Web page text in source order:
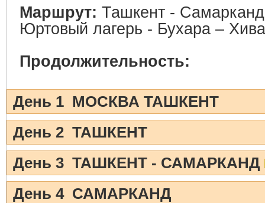
Маршрут:Ташкент -
Юртовый лагерь - Бухара –
Продолжительность:
День 1 МОСКВА ТАШКЕНТ
День 2 ТАШКЕНТ
День 3 ТАШКЕНТ - САМАРКАНД
День 4 САМАРКАНД